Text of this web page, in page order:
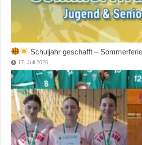
Schuljahr geschafft –
17. Juli 2026